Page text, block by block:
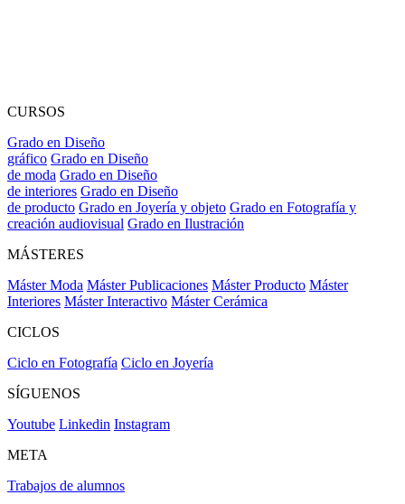
CURSOS
Grado en Diseño
gráfico Grado en Diseño
de moda Grado en Diseño
de interiores Grado en Diseño
de producto Grado en Joyería y objeto Grado en Fotografía y
creación audiovisual Grado en Ilustración
MÁSTERES
Máster Moda Máster Publicaciones Máster Producto Máster
Interiores Máster Interactivo Máster Cerámica
CICLOS
Ciclo en Fotografía Ciclo en Joyería
SÍGUENOS
Youtube Linkedin Instagram
META
Trabajos de alumnos